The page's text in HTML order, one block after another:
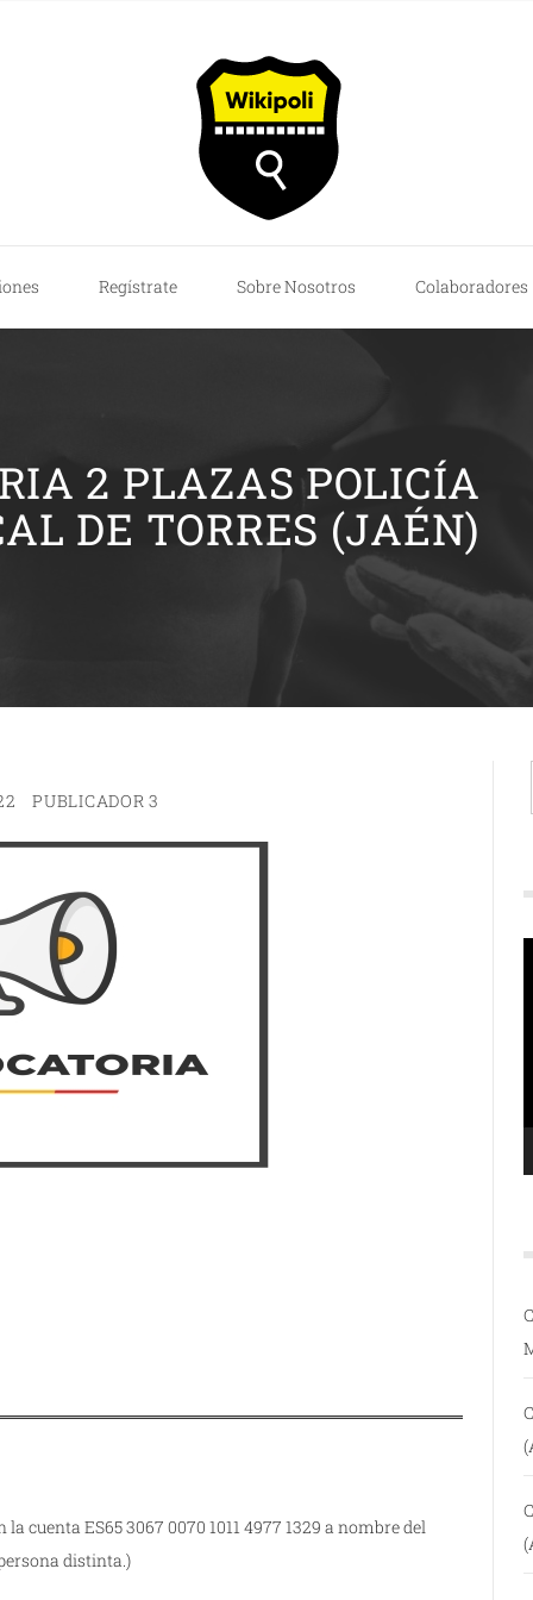
Regístrate Sobre Nosotros Colaboradores
2 PLAZAS POLICÍA
DE TORRES (JAÉN)
PUBLICADOR 3
cuenta ES65 3067 0070 1011 4977 1329 a nombre del
distinta.)